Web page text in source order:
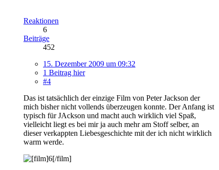
Reaktionen
6
Beiträge
452
15. Dezember 2009 um 09:32
1 Beitrag hier
#4
Das ist tatsächlich der einzige Film von Peter Jackson der
mich bisher nicht vollends überzeugen konnte. Der Anfang ist
typisch für JAckson und macht auch wirklich viel Spaß,
vielleicht liegt es bei mir ja auch mehr am Stoff selber, an
dieser verkappten Liebesgeschichte mit der ich nicht wirklich
warm werde.